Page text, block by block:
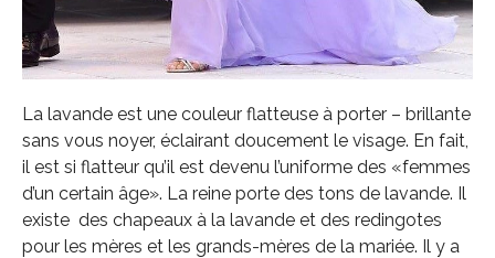
La lavande est une couleur flatteuse à porter – brillante
sans vous noyer, éclairant doucement le visage. En fait,
il est si flatteur qu’il est devenu l’uniforme des «femmes
d’un certain âge». La reine porte des tons de lavande. Il
existe des chapeaux à la lavande et des redingotes
pour les mères et les grands-mères de la mariée. Il y a